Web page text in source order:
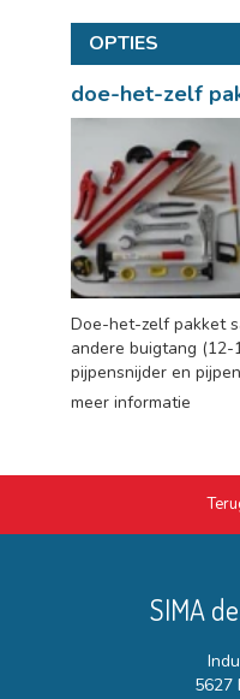
OPTIES
doe-het-zelf
Doe-het-zelf pakket
andere buigtang (12-
pijpensnijder en
meer informatie
SIMA
5627